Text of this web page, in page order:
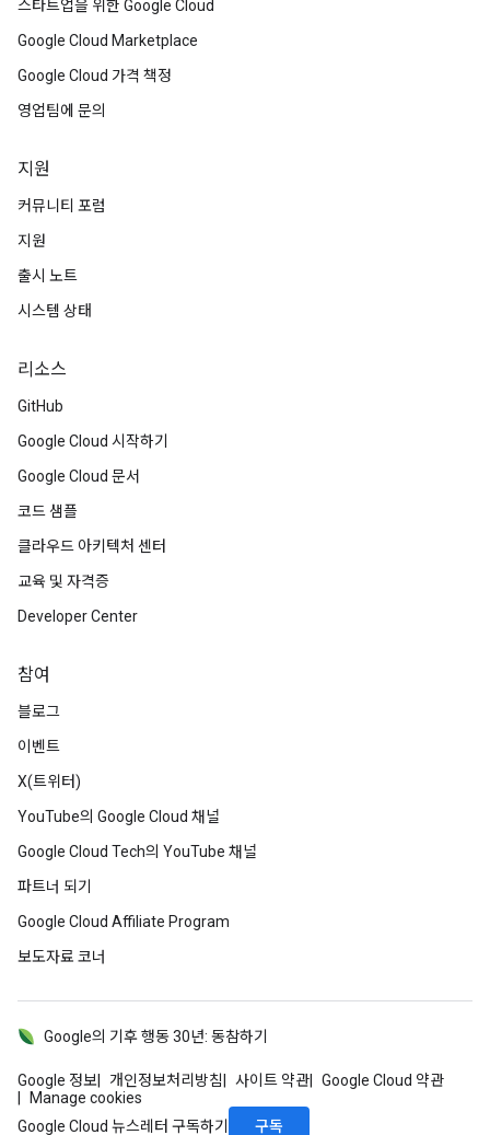
스타트업을 위한 Google Cloud
Google Cloud Marketplace
Google Cloud 가격 책정
영업팀에 문의
지원
커뮤니티 포럼
지원
출시 노트
시스템 상태
리소스
GitHub
Google Cloud 시작하기
Google Cloud 문서
코드 샘플
클라우드 아키텍처 센터
교육 및 자격증
Developer Center
참여
블로그
이벤트
X(트위터)
YouTube의 Google Cloud 채널
Google Cloud Tech의 YouTube 채널
파트너 되기
Google Cloud Affiliate Program
보도자료 코너
Google 정보 개인정보처리방침 사이트 약관
Google Cloud 약관
Manage cookies
Google의 기후 행동 30년: 동참하기
Google Cloud 뉴스레터 구독하기 구독